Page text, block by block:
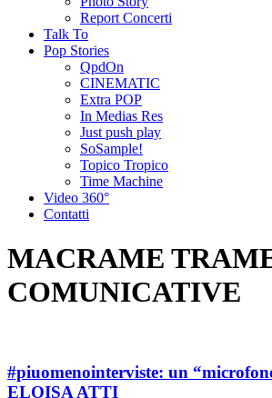
Report Concerti
Talk To
Pop Stories
QpdOn
CINEMATIC
Extra POP
In Medias Res
Just push play
SoSample!
Topico Tropico
Time Machine
Video 360°
Contatti
MACRAME
COMUNICATIVE
#piuomenointerviste: un
ELOISA ATTI